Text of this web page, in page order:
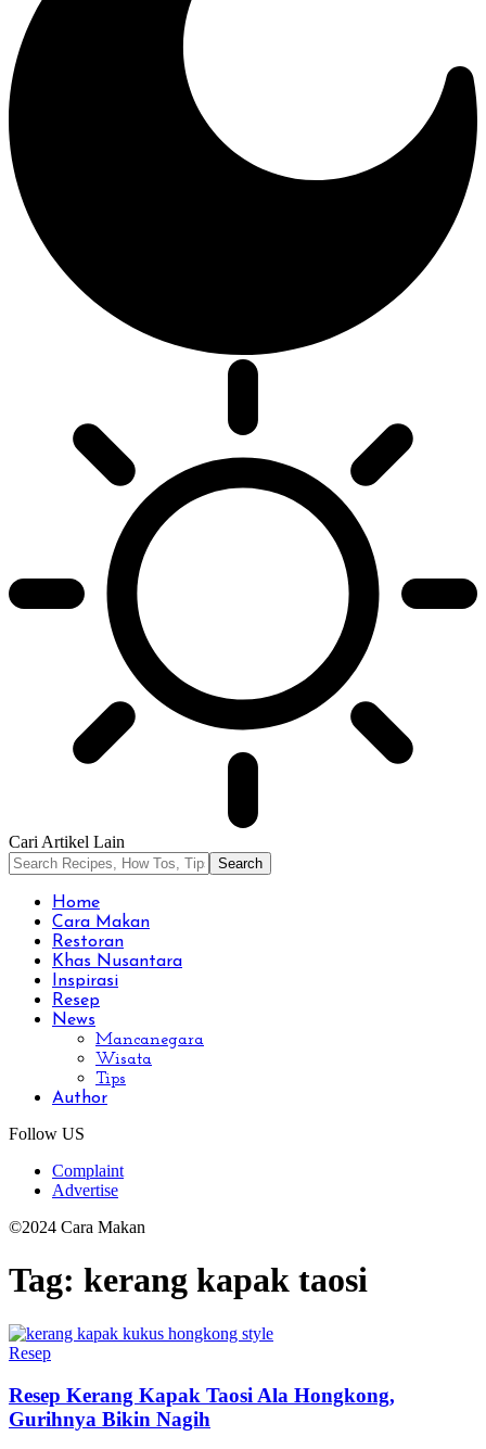
Cari Artikel Lain
Home
Cara Makan
Restoran
Khas Nusantara
Inspirasi
Resep
News
Mancanegara
Wisata
Tips
Author
Follow US
Complaint
Advertise
©2024 Cara Makan
Tag: kerang kapak taosi
Resep
Resep Kerang Kapak Taosi Ala Hongkong,
Gurihnya Bikin Nagih